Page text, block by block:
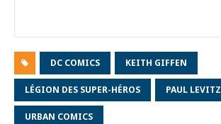
DC COMICS KEITH GIFFEN
LÉGION DES SUPER-HÉROS PAUL LEVITZ
URBAN COMICS